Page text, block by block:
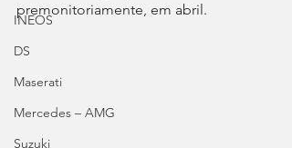
INEOS
DS
Maserati
Mercedes – AMG
Suzuki
premonitoriamente, em abril.